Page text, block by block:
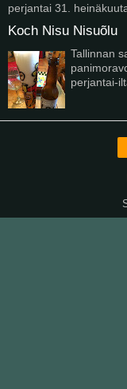
perjantai 31.
Koch Nisu Nisuõlu
Tallinnan
perjantai-